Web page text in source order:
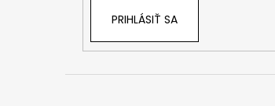
PRIHLÁSIŤ SA